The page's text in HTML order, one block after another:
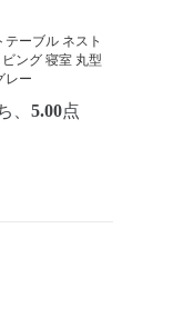
ーブル ネスト
ング 寝室 丸型
レー
、 5.00点